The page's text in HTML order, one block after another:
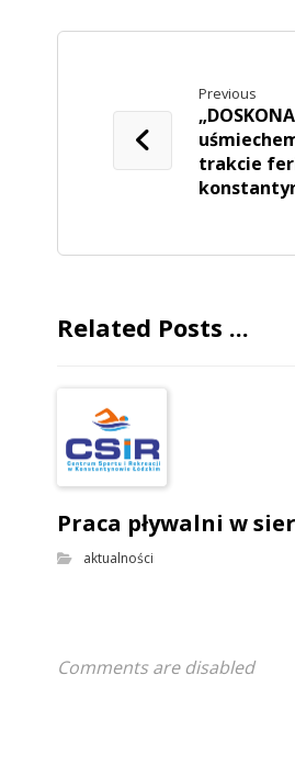
Previous
trakcie
Related Posts ...
Praca pływalni w
aktualności
Comments are disabled